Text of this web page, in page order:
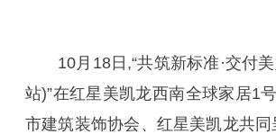
10月18日,“共筑新标准·交
站)”在红星美凯龙西南全球家居1
市建筑装饰协会、红星美凯龙共